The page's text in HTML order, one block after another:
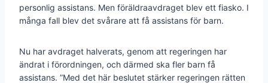
personlig assistans. Men föräldraavdraget blev ett fiasko. I
många fall blev det svårare att få assistans för barn.
Nu har avdraget halverats, genom att regeringen har
ändrat i förordningen, och därmed ska fler barn få
assistans. ”Med det här beslutet stärker regeringen rätten